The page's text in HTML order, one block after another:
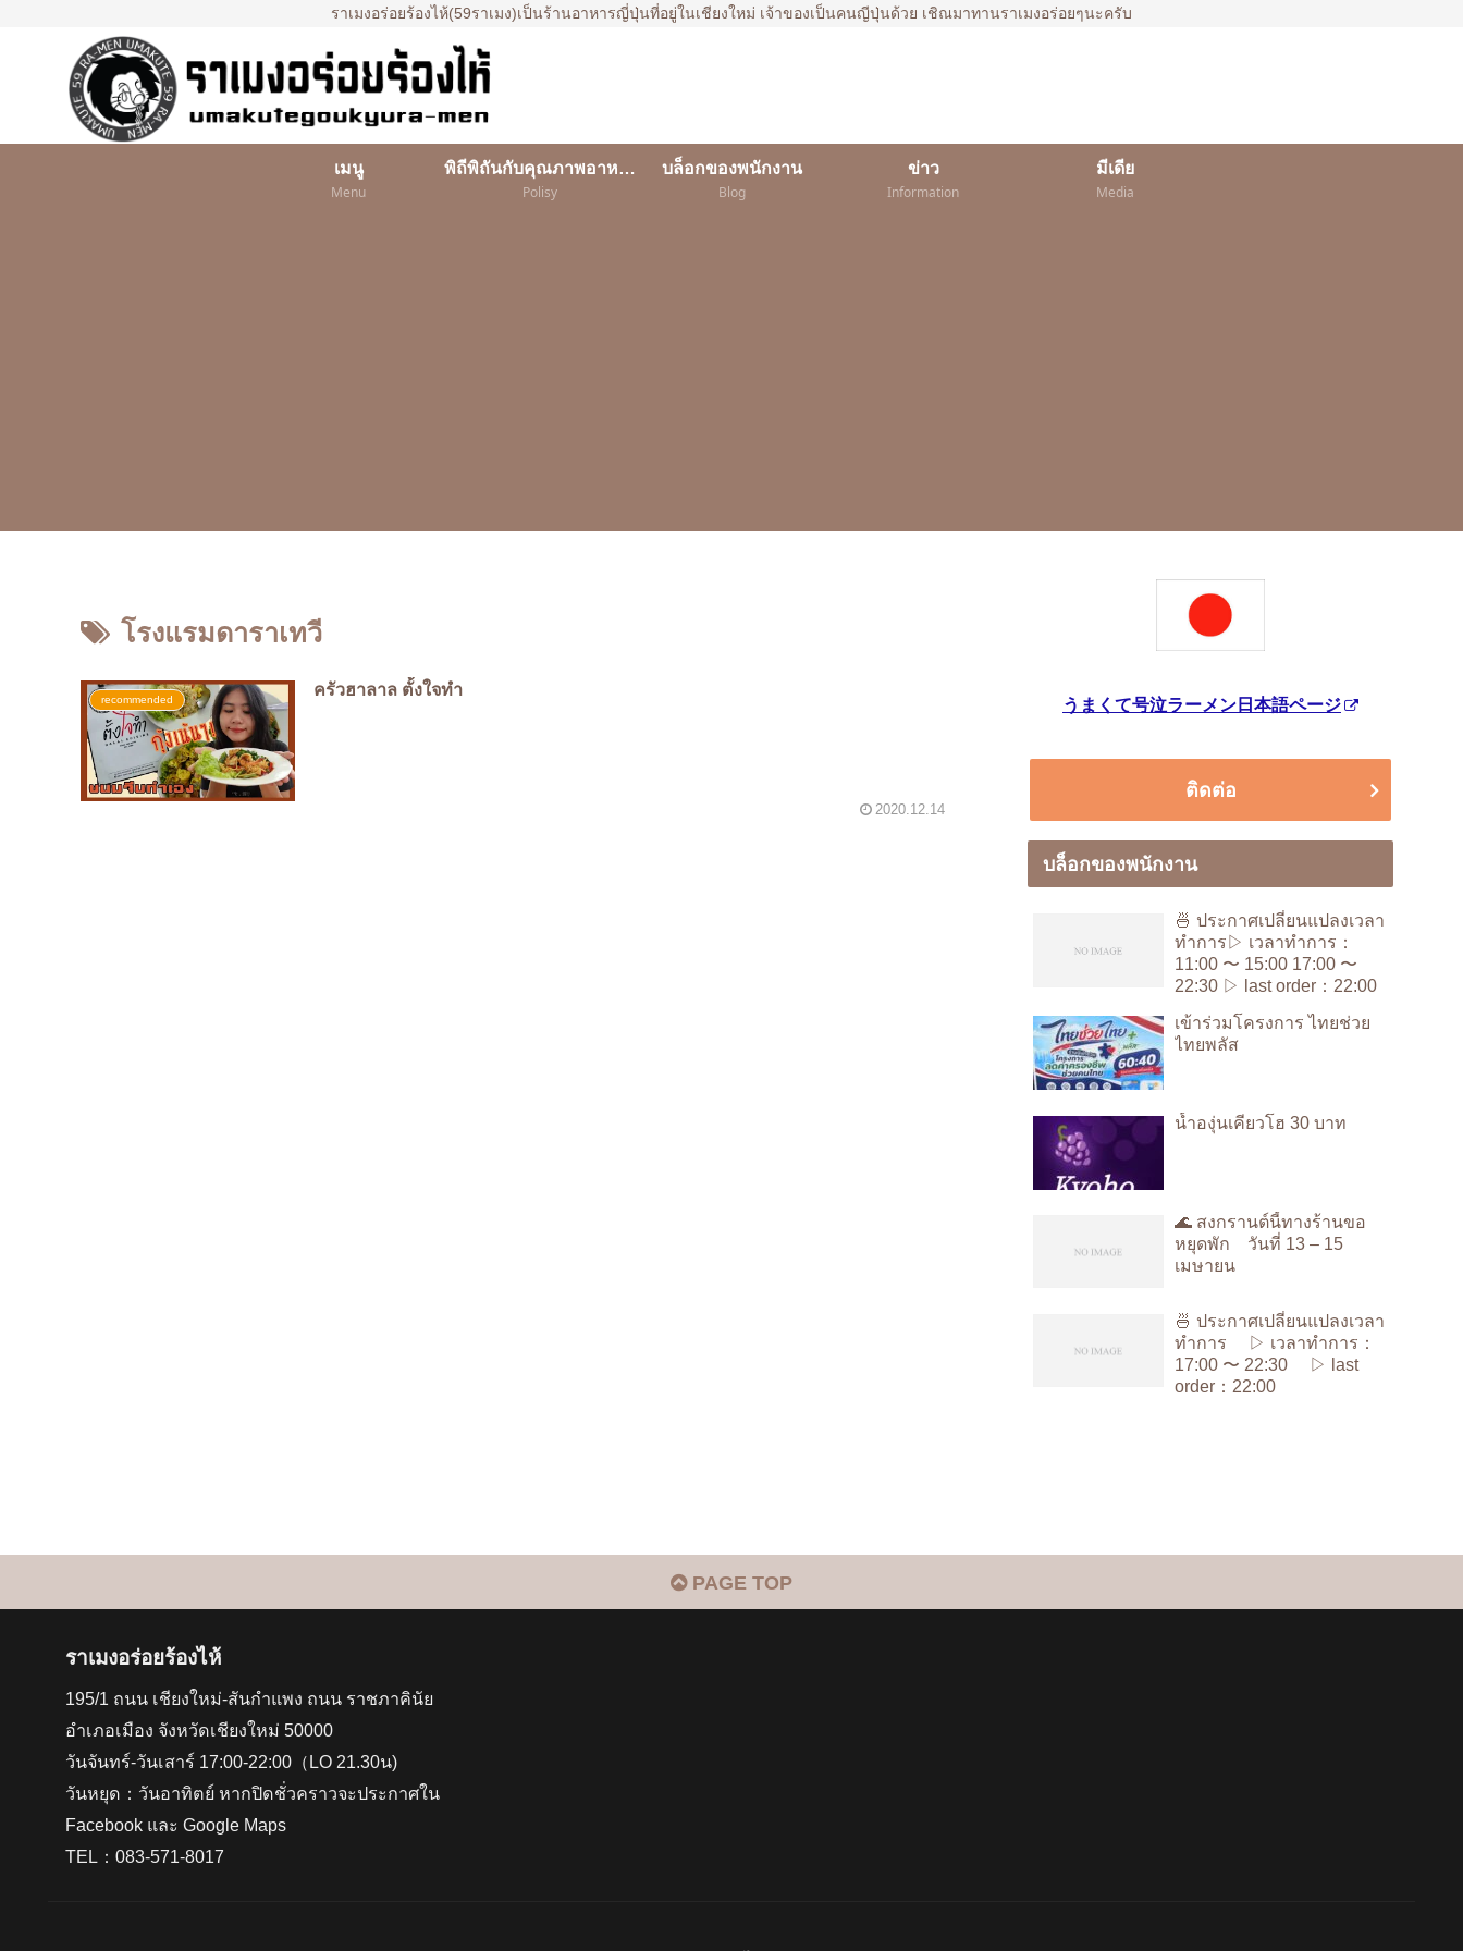
ราเมงอร่อยร้องไห้(59ราเมง)เป็นร้านอาหารญี่ปุ่นที่อยู่ในเชียงใหม่ เจ้าของเป็นคนญีปุ่นด้วย เชิณมาทานราเมงอร่อยๆนะครับ
เมนู
Menu
พิถีพิถันกับคุณภาพอาหาร
Polisy
บล็อกของพนักงาน
Blog
ข่าว
Information
มีเดีย
Media
โรงแรมดาราเทวี
recommended
ครัวฮาลาล ตั้งใจทำ
2020.12.14
うまくて号泣ラーメン日本語ページ
ติดต่อ
บล็อกของพนักงาน
🍜 ประกาศเปลี่ยนแปลงเวลา
ทำการ▷ เวลาทำการ：
11:00 〜 15:00 17:00 〜
22:30 ▷ last order：22:00
เข้าร่วมโครงการ ไทยช่วย
ไทยพลัส
น้ำองุ่นเคียวโฮ 30 บาท
🌊 สงกรานต์นี้ทางร้านขอ
หยุดพัก วันที่ 13 – 15
เมษายน
🍜 ประกาศเปลี่ยนแปลงเวลา
ทำการ ▷ เวลาทำการ：
17:00 〜 22:30 ▷ last
order：22:00
PAGE TOP
ราเมงอร่อยร้องไห้
195/1 ถนน เชียงใหม่-สันกำแพง ถนน ราชภาคินัย
อำเภอเมือง จังหวัดเชียงใหม่ 50000
วันจันทร์-วันเสาร์ 17:00-22:00（LO 21.30น)
วันหยุด：วันอาทิตย์ หากปิดชั่วคราวจะประกาศใน
Facebook และ Google Maps
TEL：083-571-8017